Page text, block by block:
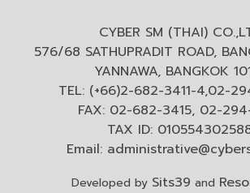
CYBER SM (THAI)
576/68 SATHUPRADIT ROAD,
YANNAWA, BANGKOK
TEL: (+66)2-682-3411-4,02-
FAX: 02-682-3415, 02-
TAX ID:
Email:
Developed by Sits39 and